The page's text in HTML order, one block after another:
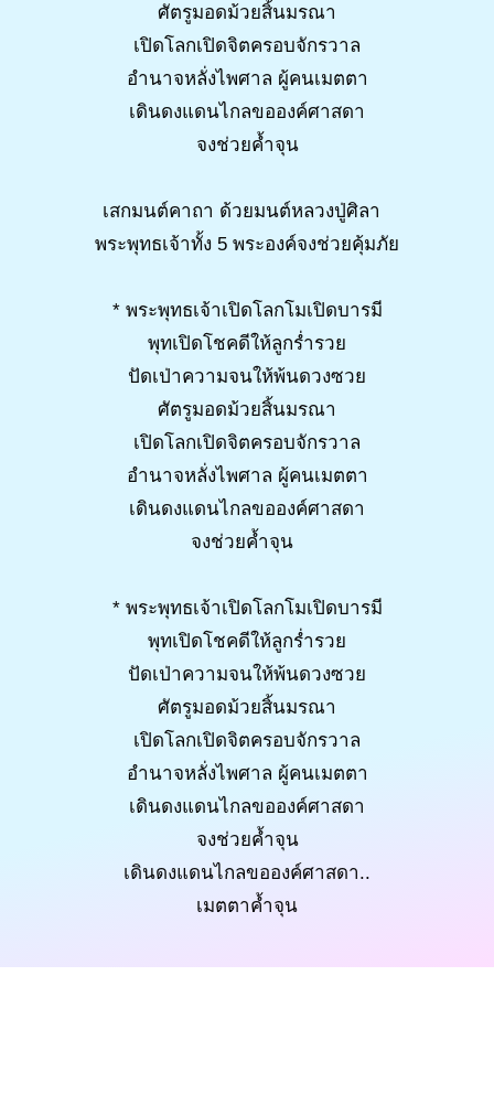
ศัตรูมอดม้วยสิ้นมรณา
เปิดโลกเปิดจิตครอบจักรวาล
อำนาจหลั่งไพศาล ผู้คนเมตตา
เดินดงแดนไกลขอองค์ศาสดา
จงช่วยค้ำจุน
เสกมนต์คาถา ด้วยมนต์หลวงปู่ศิลา
พระพุทธเจ้าทั้ง 5 พระองค์จงช่วยคุ้มภัย
* พระพุทธเจ้าเปิดโลกโมเปิดบารมี
พุทเปิดโชคดีให้ลูกร่ำรวย
ปัดเป่าความจนให้พ้นดวงซวย
ศัตรูมอดม้วยสิ้นมรณา
เปิดโลกเปิดจิตครอบจักรวาล
อำนาจหลั่งไพศาล ผู้คนเมตตา
เดินดงแดนไกลขอองค์ศาสดา
จงช่วยค้ำจุน
* พระพุทธเจ้าเปิดโลกโมเปิดบารมี
พุทเปิดโชคดีให้ลูกร่ำรวย
ปัดเป่าความจนให้พ้นดวงซวย
ศัตรูมอดม้วยสิ้นมรณา
เปิดโลกเปิดจิตครอบจักรวาล
อำนาจหลั่งไพศาล ผู้คนเมตตา
เดินดงแดนไกลขอองค์ศาสดา
จงช่วยค้ำจุน
เดินดงแดนไกลขอองค์ศาสดา..
เมตตาค้ำจุน